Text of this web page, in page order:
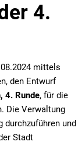
4.
mittels
den Entwurf
4. Runde, für die
Die Verwaltung
durchzuführen und
Stadt